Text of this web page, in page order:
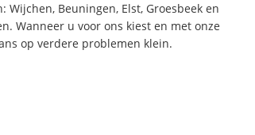
Wijchen, Beuningen, Elst, Groesbeek en
Wanneer u voor ons kiest en met onze
op verdere problemen klein.